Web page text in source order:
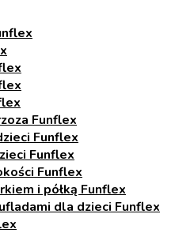
Funflex
Funflex
Funflex
Funflex
i półką Funflex
dla dzieci Funflex